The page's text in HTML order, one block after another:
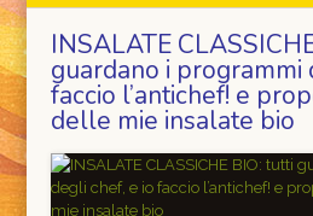
INSALATE
guardano i programmi
faccio l’antichef! e
delle mie insalate bio